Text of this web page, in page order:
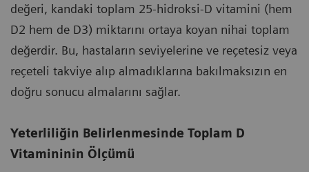
değeri, kandaki toplam 25-hidroksi-D vitamini (hem
D2 hem de D3) miktarını ortaya koyan nihai toplam
değerdir. Bu, hastaların seviyelerine ve reçetesiz veya
reçeteli takviye alıp almadıklarına bakılmaksızın en
doğru sonucu almalarını sağlar.
Yeterliliğin Belirlenmesinde Toplam D
Vitamininin Ölçümü